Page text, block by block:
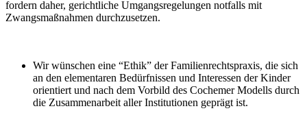
fordern daher, gerichtliche Umgangsregelungen notfalls mit
Zwangsmaßnahmen durchzusetzen.
Wir wünschen eine “Ethik” der Familienrechtspraxis, die sich
an den elementaren Bedürfnissen und Interessen der Kinder
orientiert und nach dem Vorbild des Cochemer Modells durch
die Zusammenarbeit aller Institutionen geprägt ist.